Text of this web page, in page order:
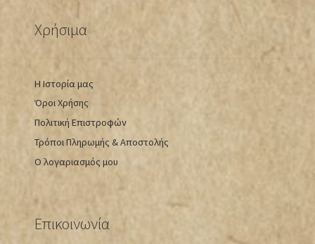
Χρήσιμα
Η Ιστορία μας
Όροι Χρήσης
Πολιτική Επιστροφών
Τρόποι Πληρωμής & Αποστολής
Ο λογαριασμός μου
Επικοινωνία